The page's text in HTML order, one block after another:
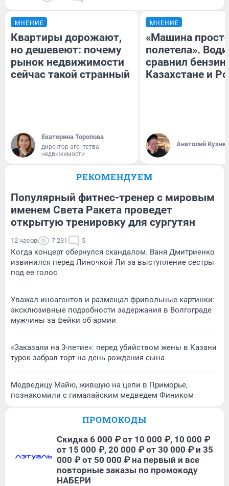
МНЕНИЕ
Квартиры дорожают,
но дешевеют: почему
рынок недвижимости
сейчас такой странный
Екатерина Торопова
директор агентства
недвижимости
МНЕНИЕ
«Машина
полетела».
сравнил бензин
Казахстане и
Анатолий
РЕКОМЕНДУЕМ
Популярный фитнес-тренер с мировым
именем Света Ракета проведет
открытую тренировку для сургутян
12 часов 7 231 5
Когда концерт обернулся скандалом. Ваня Дмитриенко
извинился перед Линочкой Ли за выступление сестры
под ее голос
Уважал иноагентов и размещал фривольные картинки:
эксклюзивные подробности задержания в Волгограде
мужчины за фейки об армии
«Заказали на 3-летие»: перед убийством жены в Казани
турок забрал торт на день рождения сына
Медведицу Майю, жившую на цепи в Приморье,
познакомили с гималайским медведем Фиником
ПРОМОКОДЫ
Скидка 6 000 ₽ от 10 000 ₽, 10 000 ₽
от 15 000 ₽, 20 000 ₽ от 30 000 ₽ и 35
000 ₽ от 50 000 ₽ на первый и все
повторные заказы по промокоду
НАБЕРИ